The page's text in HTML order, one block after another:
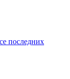
последних